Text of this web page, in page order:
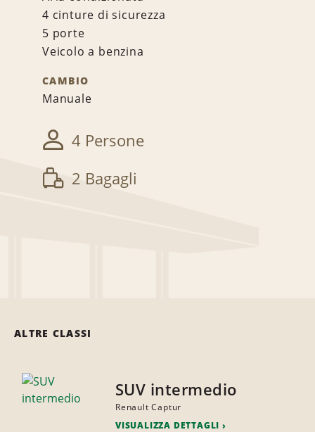
4 cinture di sicurezza
5 porte
Veicolo a benzina
CAMBIO
Manuale
4 Persone
2 Bagagli
ALTRE CLASSI
SUV intermedio
Renault Captur
VISUALIZZA DETTAGLI